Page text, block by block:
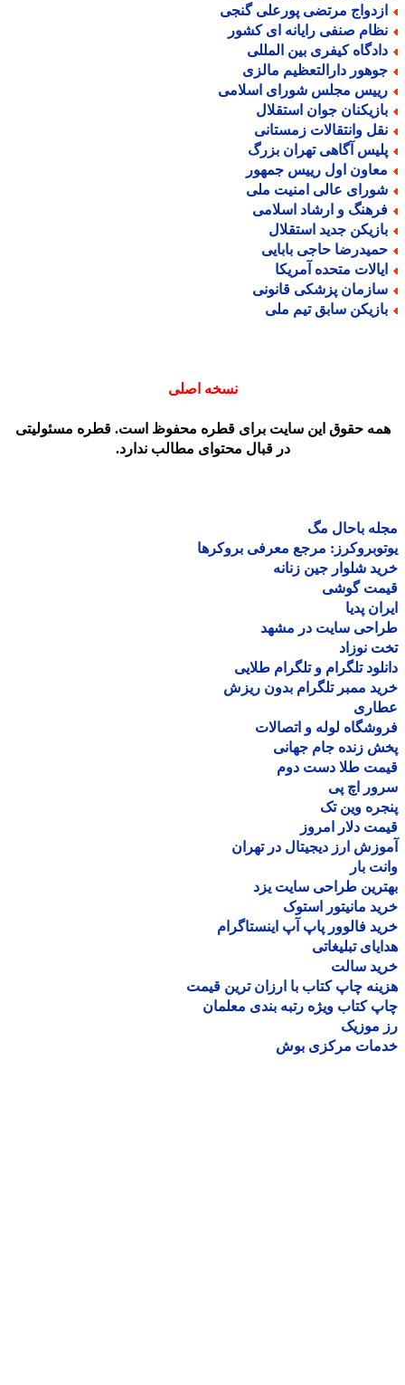
مرتضی پورعلی گنجی
صنفی رایانه ای کشور
کیفری بین المللی
دارالتعظیم مالزی
مجلس شورای اسلامی
جوان استقلال
وانتقالات زمستانی
آگاهی تهران بزرگ
اول رییس جمهور
عالی امنیت ملی
و ارشاد اسلامی
جدید استقلال
حاجی بابایی
متحده آمریکا
پزشکی قانونی
سابق تیم ملی
نسخه اصلی
حقوق این سایت برای قطره محفوظ است. قطره مسئولیتی
در قبال محتوای مطالب ندارد.
باحال مگ
مرجع معرفی بروکرها
شلوار جین زنانه
گوشی
پدیا
سایت در مشهد
نوزاد
تلگرام و تلگرام طلایی
ممبر تلگرام بدون ریزش
لوله و اتصالات
زنده جام جهانی
طلا دست دوم
اچ پی
وین تک
دلار امروز
ارز دیجیتال در تهران
بار
طراحی سایت یزد
مانیتور استوک
فالوور پاپ آپ اینستاگرام
تبلیغاتی
سالت
چاپ کتاب با ارزان ترین قیمت
کتاب ویژه رتبه بندی معلمان
موزیک
مرکزی بوش